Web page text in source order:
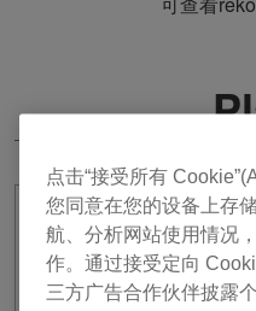
我可以通过该应用程
rekordbox for
吗？
点击“接受所有
您同意在您的设备上存
航、分析网站使用情况
作。通过接受定向
三方广告合作伙伴披露